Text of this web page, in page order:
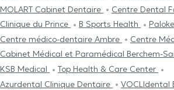
MOLART Cabinet Dentaire
Centre Dental
Clinique du Prince
B Sports Health
Centre médico-dentaire Ambre
Centre
Cabinet Médical et Paramédical Berchem-
KSB Medical
Top Health & Care Center
Azurdental Clinique Dentaire
VOCLIdental